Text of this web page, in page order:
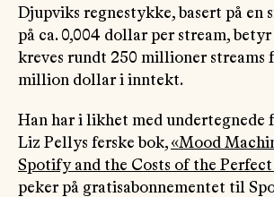
Djupviks regnestykke, basert på
på ca. 0,004 dollar per stream,
kreves rundt 250 millioner streams
million dollar i inntekt.
Han har i likhet med undertegnede
Liz Pellys ferske bok, «Mood
Spotify and the Costs of the
peker på gratisabonnementet til